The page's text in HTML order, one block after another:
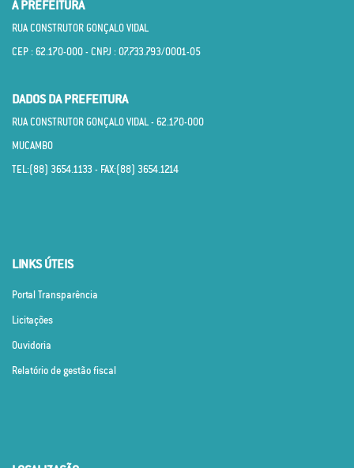
A PREFEITURA
RUA CONSTRUTOR GONÇALO VIDAL
CEP : 62.170­-000 - CNPJ : 07.733.793/0001­-05
DADOS DA PREFEITURA
RUA CONSTRUTOR GONÇALO VIDAL - 62.170­-000
MUCAMBO
TEL:(88) 3654.1133 - FAX:(88) 3654.1214
LINKS ÚTEIS
Portal Transparência
Licitações
Ouvidoria
Relatório de gestão fiscal